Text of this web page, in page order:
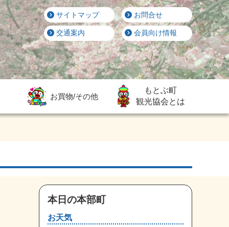
サイトマップ
交通案内
お問合せ
会員向け情報
お買物/その他
もとぶ町
観光協会とは
本日の本部町
お天気